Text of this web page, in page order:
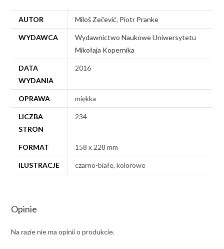
AUTOR Miloš Zečević, Piotr Pranke
WYDAWCA
Wydawnictwo Naukowe Uniwersytetu
Mikołaja Kopernika
DATA
WYDANIA
2016
OPRAWA miękka
LICZBA
STRON
234
FORMAT 158 x 228 mm
ILUSTRACJE czarno-białe, kolorowe
Opinie
Na razie nie ma opinii o produkcie.